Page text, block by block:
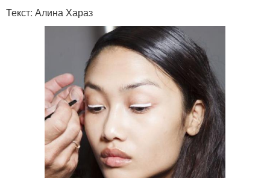
Текст: Алина Хараз